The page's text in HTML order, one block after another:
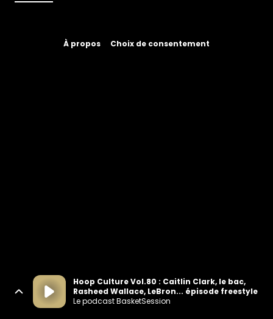
À propos Choix de consentement
Hoop Culture Vol.80 : Caitlin Clark, le bac,
Rasheed Wallace, LeBron... épisode freestyle
Le podcast BasketSession